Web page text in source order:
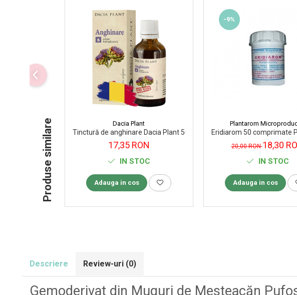
Tuse gat si respiratie
Vitamine si minerale
Produse similare Dacia Plant
Tinctură de anghinare Dacia Plant 50 ml
17,35 RON
IN STOC
Adauga in cos
-9%
Plantarom
Eridiarom 50 comprimate
20,00 RON18,30
IN STOC
Adauga in cos
Descriere Review-uri (0)
Gemoderivat din Muguri de Mesteacăn